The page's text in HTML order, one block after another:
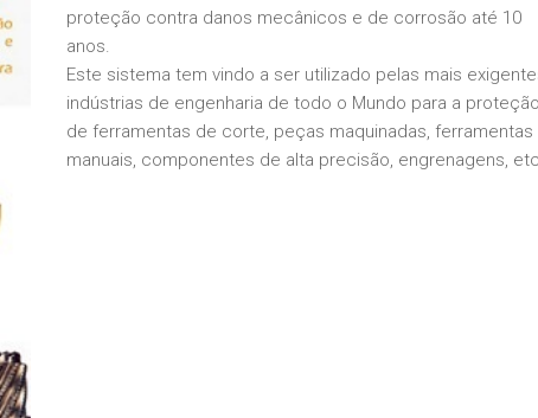
proteção contra danos mecânicos e de corrosão até 10
anos.
Este sistema tem vindo a ser utilizado pelas mais
indústrias de engenharia de todo o Mundo para a proteção
de ferramentas de corte, peças maquinadas, ferramentas
manuais, componentes de alta precisão, engrenagens,